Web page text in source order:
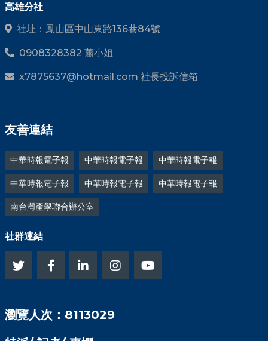
高雄分社
社址：鳳山區中山東路136巷84號
0908328382 蕭小姐
x7875637@hotmail.com 社長投訴信箱
友善連結
中華時報電子報 中華時報電子報 中華時報電子報
中華時報電子報 中華時報電子報 中華時報電子報
南台灣產學聯合辦公室
社群連結
瀏覽人次：8113029